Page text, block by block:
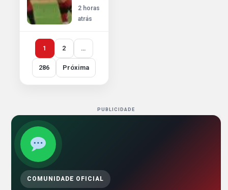
2 horas
atrás
1 2 …
286 Próxima
PUBLICIDADE
COMUNIDADE OFICIAL